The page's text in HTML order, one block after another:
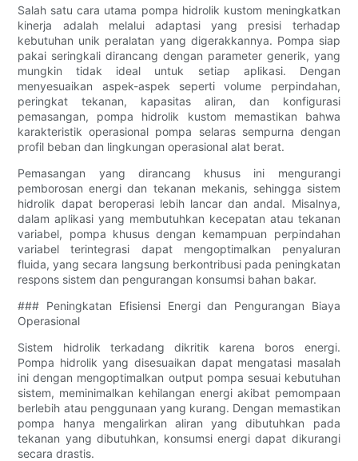
Salah satu cara utama pompa hidrolik kustom meningkatkan
kinerja adalah melalui adaptasi yang presisi terhadap
kebutuhan unik peralatan yang digerakkannya. Pompa siap
pakai seringkali dirancang dengan parameter generik, yang
mungkin tidak ideal untuk setiap aplikasi. Dengan
menyesuaikan aspek-aspek seperti volume perpindahan,
peringkat tekanan, kapasitas aliran, dan konfigurasi
pemasangan, pompa hidrolik kustom memastikan bahwa
karakteristik operasional pompa selaras sempurna dengan
profil beban dan lingkungan operasional alat berat.
Pemasangan yang dirancang khusus ini mengurangi
pemborosan energi dan tekanan mekanis, sehingga sistem
hidrolik dapat beroperasi lebih lancar dan andal. Misalnya,
dalam aplikasi yang membutuhkan kecepatan atau tekanan
variabel, pompa khusus dengan kemampuan perpindahan
variabel terintegrasi dapat mengoptimalkan penyaluran
fluida, yang secara langsung berkontribusi pada peningkatan
respons sistem dan pengurangan konsumsi bahan bakar.
### Peningkatan Efisiensi Energi dan Pengurangan Biaya
Operasional
Sistem hidrolik terkadang dikritik karena boros energi.
Pompa hidrolik yang disesuaikan dapat mengatasi masalah
ini dengan mengoptimalkan output pompa sesuai kebutuhan
sistem, meminimalkan kehilangan energi akibat pemompaan
berlebih atau penggunaan yang kurang. Dengan memastikan
pompa hanya mengalirkan aliran yang dibutuhkan pada
tekanan yang dibutuhkan, konsumsi energi dapat dikurangi
secara drastis.